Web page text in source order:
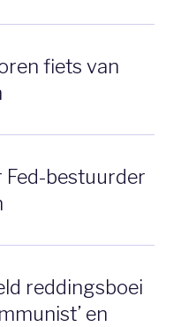
fiets van
bestuurder
reddingsboei
en